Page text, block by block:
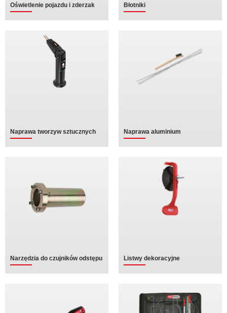
Oświetlenie pojazdu i zderzak Błotniki
Naprawa tworzyw sztucznych Naprawa aluminium
Narzędzia do czujników odstępu Listwy dekoracyjne